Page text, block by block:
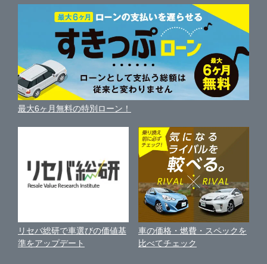
ガリバー車検 枚方店
ガリバー枚方バイパス店
ガリバー泉佐野店
枚方市
泉佐野市
河内長野市
和泉市
中古車人気ランキング
自動車ローンを調べる
ガリバーの自動車ローン
車買い替えの基礎知識
近くのお店で車を探す
車を売る時よくある質問
便利な査定サービス
中古車買取相場（毎月更新）
車の個人売買ガイド
新車・中古車カタログ
車の燃費を調べる
車種別クチコミ
車比較サイト
サイトマップ
サイトの使用条件
利用規約
保険代理店業務に関する基本方針
古物営業法に基づく表示
お客様の声
最大6ヶ月無料の特別ローン！
リセバ総研で車選びの価値基
準をアップデート
車の価格・燃費・スペックを
比べてチェック